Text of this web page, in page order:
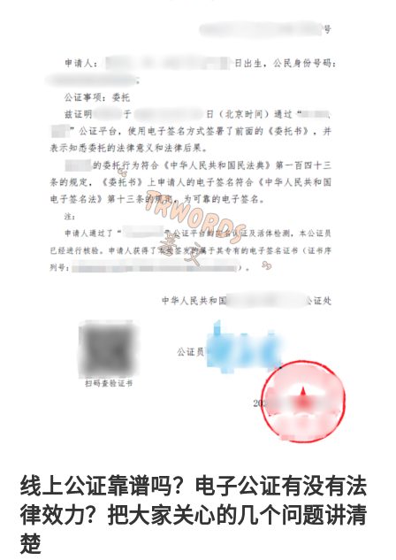
线上公证靠谱吗？电子公证有没有法
律效力？把大家关心的几个问题讲清
楚